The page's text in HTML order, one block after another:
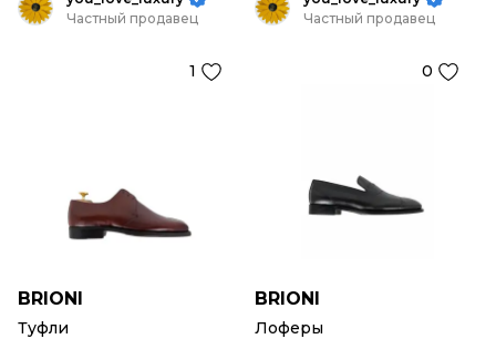
Частный продавец
1
BRIONI
Туфли
Частный продавец
0
BRIONI
Лоферы